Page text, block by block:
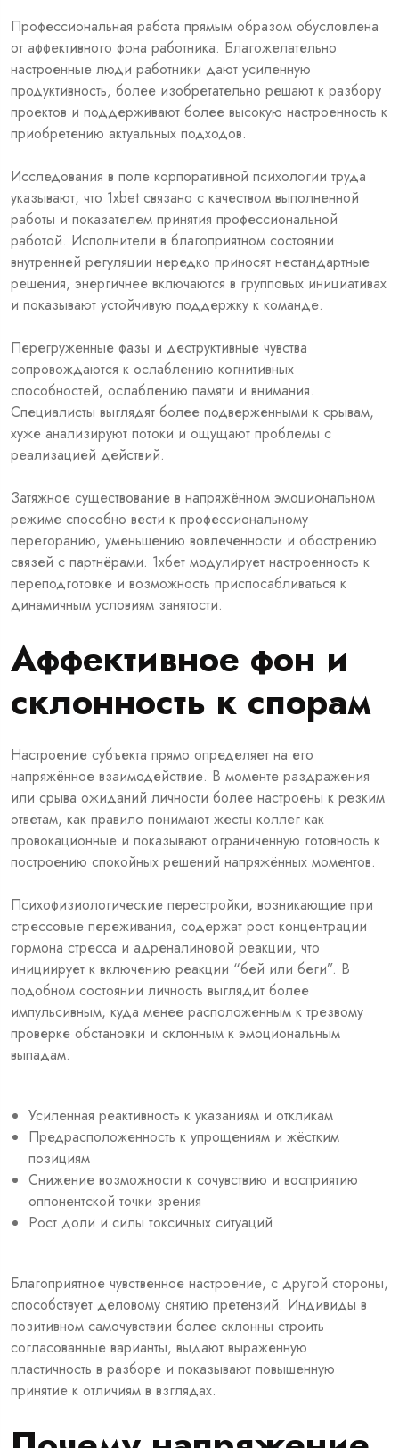
Профессиональная работа прямым образом обусловлена
от аффективного фона работника. Благожелательно
настроенные люди работники дают усиленную
продуктивность, более изобретательно решают к разбору
проектов и поддерживают более высокую настроенность к
приобретению актуальных подходов.
Исследования в поле корпоративной психологии труда
указывают, что 1xbet связано с качеством выполненной
работы и показателем принятия профессиональной
работой. Исполнители в благоприятном состоянии
внутренней регуляции нередко приносят нестандартные
решения, энергичнее включаются в групповых инициативах
и показывают устойчивую поддержку к команде.
Перегруженные фазы и деструктивные чувства
сопровождаются к ослаблению когнитивных
способностей, ослаблению памяти и внимания.
Специалисты выглядят более подверженными к срывам,
хуже анализируют потоки и ощущают проблемы с
реализацией действий.
Затяжное существование в напряжённом эмоциональном
режиме способно вести к профессиональному
перегоранию, уменьшению вовлеченности и обострению
связей с партнёрами. 1хбет модулирует настроенность к
переподготовке и возможность приспосабливаться к
динамичным условиям занятости.
Аффективное фон и
склонность к спорам
Настроение субъекта прямо определяет на его
напряжённое взаимодействие. В моменте раздражения
или срыва ожиданий личности более настроены к резким
ответам, как правило понимают жесты коллег как
провокационные и показывают ограниченную готовность к
построению спокойных решений напряжённых моментов.
Психофизиологические перестройки, возникающие при
стрессовые переживания, содержат рост концентрации
гормона стресса и адреналиновой реакции, что
инициирует к включению реакции “бей или беги”. В
подобном состоянии личность выглядит более
импульсивным, куда менее расположенным к трезвому
проверке обстановки и склонным к эмоциональным
выпадам.
Усиленная реактивность к указаниям и откликам
Предрасположенность к упрощениям и жёстким
позициям
Снижение возможности к сочувствию и восприятию
оппонентской точки зрения
Рост доли и силы токсичных ситуаций
Благоприятное чувственное настроение, с другой стороны,
способствует деловому снятию претензий. Индивиды в
позитивном самочувствии более склонны строить
согласованные варианты, выдают выраженную
пластичность в разборе и показывают повышенную
принятие к отличиям в взглядах.